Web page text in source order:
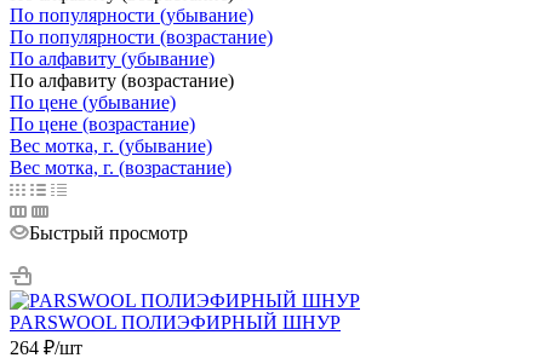
По популярности (убывание)
По популярности (возрастание)
По алфавиту (убывание)
По алфавиту (возрастание)
По цене (убывание)
По цене (возрастание)
Вес мотка, г. (убывание)
Вес мотка, г. (возрастание)
Быстрый просмотр
PARSWOOL ПОЛИЭФИРНЫЙ ШНУР
264 ₽/шт